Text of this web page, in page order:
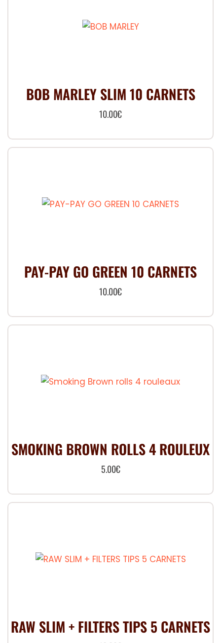
BOB MARLEY SLIM 10 CARNETS
10.00€
PAY-PAY GO GREEN 10 CARNETS
10.00€
SMOKING BROWN ROLLS 4 ROULEUX
5.00€
RAW SLIM + FILTERS TIPS 5 CARNETS